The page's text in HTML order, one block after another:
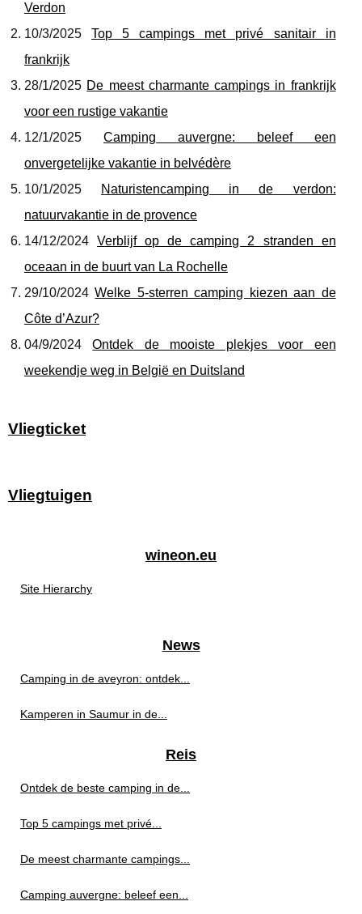
Verdon
10/3/2025Top 5 campings met privé sanitair in
frankrijk
28/1/2025 De meest charmante campings in frankrijk
voor een rustige vakantie
12/1/2025 Camping auvergne: beleef een
onvergetelijke vakantie in belvédère
10/1/2025
Naturistencamping in de verdon:
natuurvakantie in de provence
14/12/2024Verblijf op de camping 2 stranden en
oceaan in de buurt van La Rochelle
29/10/2024Welke 5-sterren camping kiezen aan de
Côte d’Azur?
04/9/2024Ontdek de mooiste plekjes voor een
weekendje weg in België en Duitsland
Vliegticket
Vliegtuigen
wineon.eu
Site Hierarchy
News
Camping in de aveyron: ontdek...
Kamperen in Saumur in de...
Reis
Ontdek de beste camping in de...
Top 5 campings met privé...
De meest charmante campings...
Camping auvergne: beleef een...